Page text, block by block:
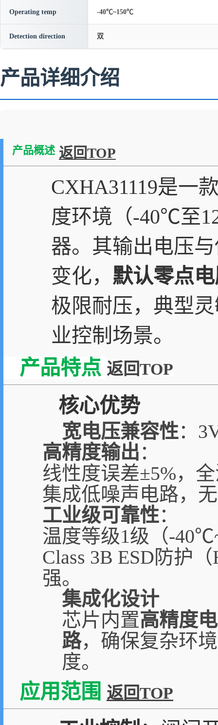
Operating temp -40℃~150℃
Detection direction 双
产品详细介绍
产品概述 返回TOP
CXHA31119是一
度环境（-40℃至
器。其输出电压
变化， 默认零点
极限耐压，典型
业控制场景。
产品特点 返回TOP
核心优势
宽电压兼容性：
高精度输出 ：
线性度误差±5%，
集成低噪声电路，
工业级可靠性：
温度等级1级（-
Class 3B ESD防护
强。
集成化设计
芯片内置高精度
路，确保复杂环
度。
应用范围 返回TOP